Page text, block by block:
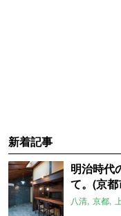
新着記事
明治時代
て。(京
八清 京都